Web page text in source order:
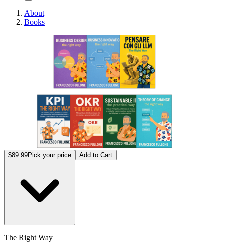
About
Books
$89.99Pick your price Add to Cart
The Right Way